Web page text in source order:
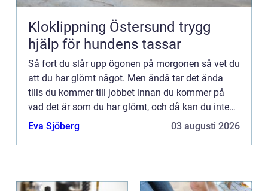
Kloklippning Östersund trygg
hjälp för hundens tassar
Så fort du slår upp ögonen på morgonen så vet du
att du har glömt något. Men ändå tar det ända
tills du kommer till jobbet innan du kommer på
vad det är som du har glömt, och då kan du inte
undgå att utbrista i ett högt: nej! Kollegorna
Eva Sjöberg 03 augusti 2026